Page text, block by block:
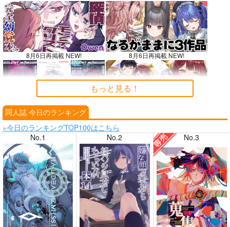
8月6日再掲載 NEW! 8月6日再掲載 NEW!
8月4日掲載
8月3日掲載 8月3日掲載
もっと見る！
同人誌 今日のランキング
»今日のランキングTOP100はこちら
No.1
No.2 No.3